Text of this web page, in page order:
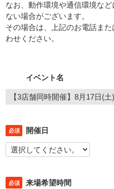
なお、動作環境や通信環境な
ない場合がございます。
その場合は、上記のお電話ま
わせください。
イベント名
必須 開催日
必須 来場希望時間